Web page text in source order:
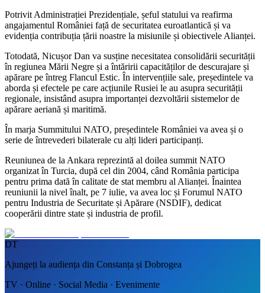
Potrivit Administrației Prezidențiale, șeful statului va reafirma
angajamentul României față de securitatea euroatlantică și va
evidenția contribuția țării noastre la misiunile și obiectivele Alianței.
Totodată, Nicușor Dan va susține necesitatea consolidării securității
în regiunea Mării Negre și a întăririi capacităților de descurajare și
apărare pe întreg Flancul Estic. În intervențiile sale, președintele va
aborda și efectele pe care acțiunile Rusiei le au asupra securității
regionale, insistând asupra importanței dezvoltării sistemelor de
apărare aeriană și maritimă.
În marja Summitului NATO, președintele României va avea și o
serie de întrevederi bilaterale cu alți lideri participanți.
Reuniunea de la Ankara reprezintă al doilea summit NATO
organizat în Turcia, după cel din 2004, când România participa
pentru prima dată în calitate de stat membru al Alianței. Înaintea
reuniunii la nivel înalt, pe 7 iulie, va avea loc și Forumul NATO
pentru Industria de Securitate și Apărare (NSDIF), dedicat
cooperării dintre state și industria de profil.
DT
Ajungeți la audiența din Constanța și Dobrogea
TV · Online · Social Media · Evenimente